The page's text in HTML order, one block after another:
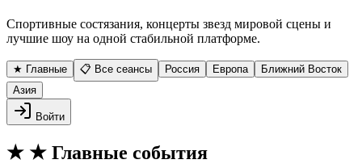
Спортивные состязания, концерты звезд мировой сцены и
лучшие шоу на одной стабильной платформе.
★ Главные 📋 Все сеансы Россия Европа
Ближний Восток
Азия
Войти
★ ★ Главные события